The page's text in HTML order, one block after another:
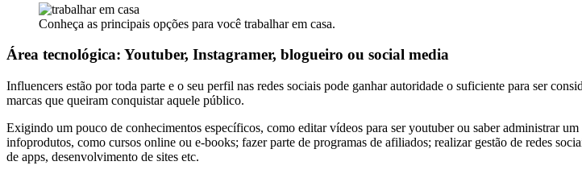
Conheça as principais opções para você trabalhar em casa.
Área tecnológica: Youtuber, Instagramer, blogueiro ou social media
Influencers estão por toda parte e o seu perfil nas redes sociais pode ganhar autoridade o suficiente para ser
marcas que queiram conquistar aquele público.
Exigindo um pouco de conhecimentos específicos, como editar vídeos para ser youtuber ou saber administrar
infoprodutos, como cursos online ou e-books; fazer parte de programas de afiliados; realizar gestão de redes
de apps, desenvolvimento de sites etc.